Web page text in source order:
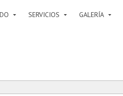
SERVICIOS GALERÍA